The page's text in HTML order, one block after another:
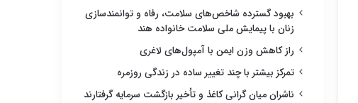
بهبود گسترده شاخص‌های سلامت، رفاه و توانمندسازی
زنان با پیمایش ملی سلامت خانواده هند
راز کاهش وزن ایمن با آمپول‌های لاغری
تمرکز بیشتر با چند تغییر ساده در زندگی روزمره
ناشران میان گرانی کاغذ و تأخیر بازگشت سرمایه گرفتارند